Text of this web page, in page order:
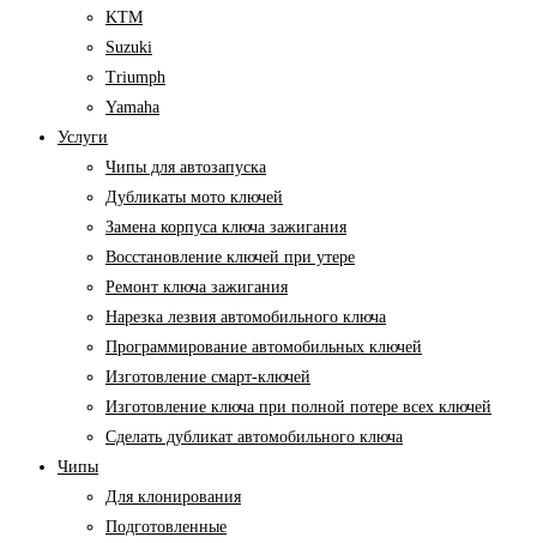
KTM
Suzuki
Triumph
Yamaha
Услуги
Чипы для автозапуска
Дубликаты мото ключей
Замена корпуса ключа зажигания
Восстановление ключей при утере
Ремонт ключа зажигания
Нарезка лезвия автомобильного ключа
Программирование автомобильных ключей
Изготовление смарт-ключей
Изготовление ключа при полной потере всех ключей
Cделать дубликат автомобильного ключа
Чипы
Для клонирования
Подготовленные